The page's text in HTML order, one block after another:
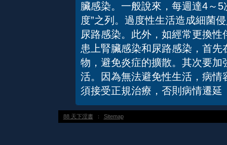
臟感染。一般說來，每週達4～
度”之列。過度性生活造成細菌
尿路感染。此外，如經常更換
患上腎臟感染和尿路感染，首
物，避免炎症的擴散。其次要
活。因為無法避免性生活，病
須接受正規治療，否則病情遷延
88 天下淫書 ： Sitemap